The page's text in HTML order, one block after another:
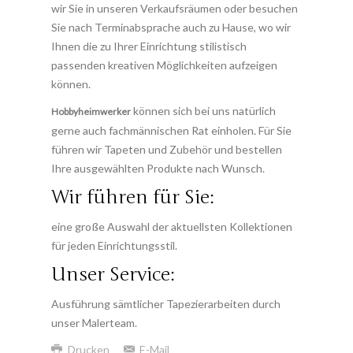
Möglichkeiten
aufzeigen können.
Weiterlesen ...
Weiterlesen ...
Weiterlesen ...
wir Sie in unseren Verkaufsräumen oder besuchen
Sie nach Terminabsprache auch zu Hause, wo wir
Ihnen die zu Ihrer Einrichtung stilistisch
passenden kreativen Möglichkeiten aufzeigen
können.
Hobbyheimwerker können sich bei uns natürlich
gerne auch fachmännischen Rat einholen. Für Sie
führen wir Tapeten und Zubehör und bestellen
Ihre ausgewählten Produkte nach Wunsch.
Wir führen für Sie:
eine große Auswahl der aktuellsten Kollektionen
für jeden Einrichtungsstil.
Unser Service:
Ausführung sämtlicher Tapezierarbeiten durch
unser Malerteam.
Drucken
E-Mail